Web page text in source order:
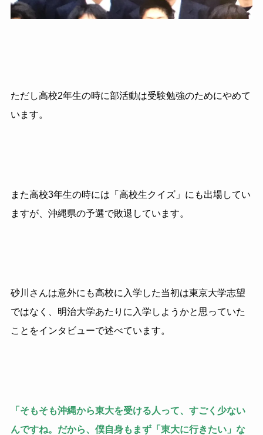
ただし高校2年生の時に部活動は受験勉強のためにやめて
います。
また高校3年生の時には「高校生クイズ」にも出場してい
ますが、沖縄県の予選で敗退しています。
砂川さんは意外にも高校に入学した当初は東京大学志望
ではなく、明治大学あたりに入学しようかと思っていた
ことをインタビューで述べています。
「そもそも沖縄から東大を受ける人って、すごく少ない
んですね。だから、僕自身もまず「東大に行きたい」な